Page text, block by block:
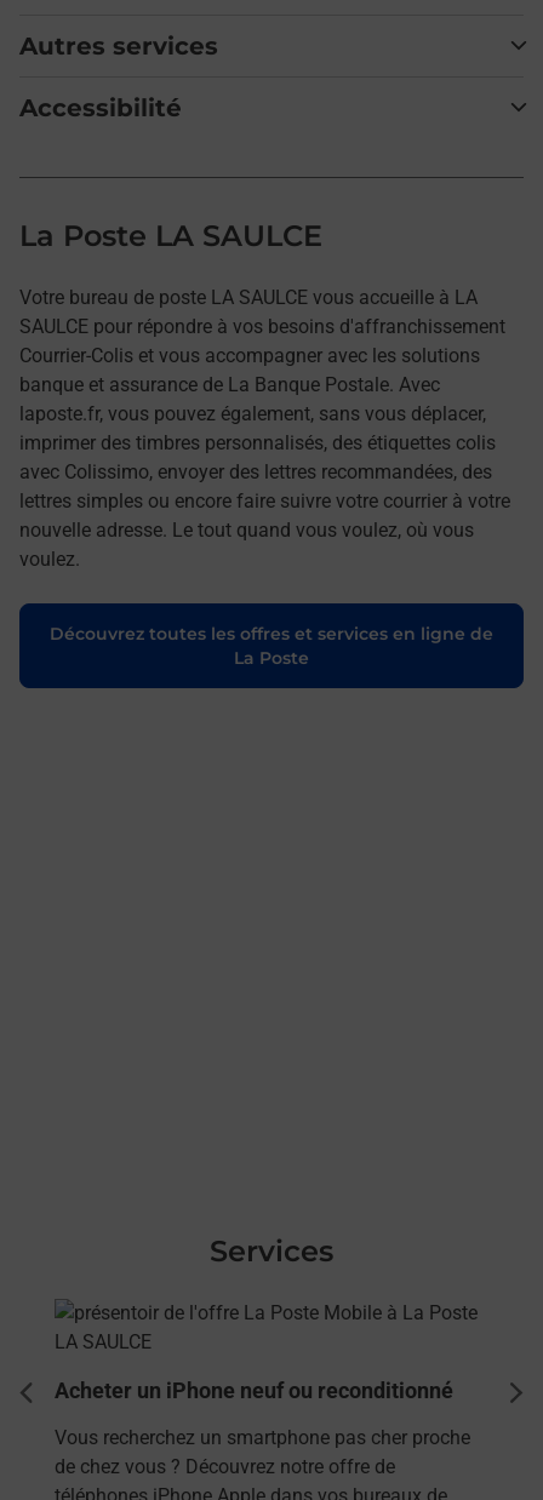
Autres services
Accessibilité
La Poste LA SAULCE
Votre bureau de poste LA SAULCE vous accueille à LA
SAULCE pour répondre à vos besoins d'affranchissement
Courrier-Colis et vous accompagner avec les solutions
banque et assurance de La Banque Postale. Avec
laposte.fr, vous pouvez également, sans vous déplacer,
imprimer des timbres personnalisés, des étiquettes colis
avec Colissimo, envoyer des lettres recommandées, des
lettres simples ou encore faire suivre votre courrier à votre
nouvelle adresse. Le tout quand vous voulez, où vous
voulez.
Découvrez toutes les offres et services en ligne de
La Poste
Services
En savoir plus
Acheter un iPhone neuf ou reconditionné
Vous recherchez un smartphone pas cher proche
de chez vous ? Découvrez notre offre de